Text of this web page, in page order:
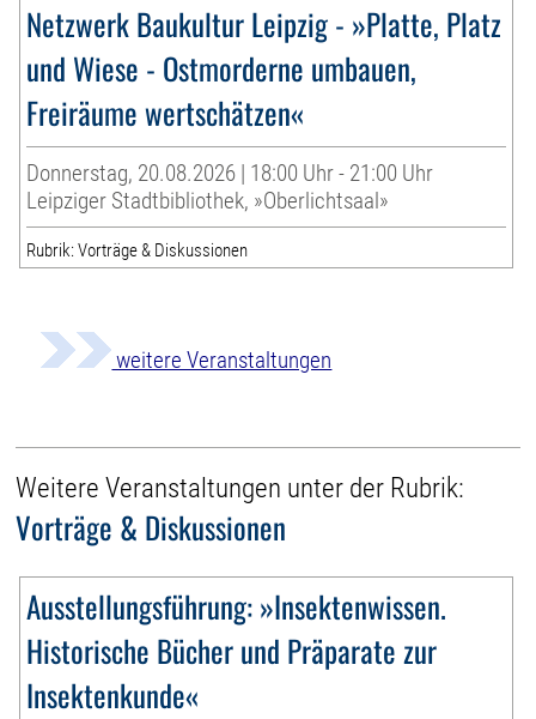
Netzwerk Baukultur Leipzig - »Platte, Platz
und Wiese - Ostmorderne umbauen,
Freiräume wertschätzen«
Donnerstag, 20.08.2026 | 18:00 Uhr - 21:00 Uhr
Leipziger Stadtbibliothek, »Oberlichtsaal»
Rubrik: Vorträge & Diskussionen
weitere Veranstaltungen
Weitere Veranstaltungen unter der Rubrik:
Vorträge & Diskussionen
Ausstellungsführung: »Insektenwissen.
Historische Bücher und Präparate zur
Insektenkunde«